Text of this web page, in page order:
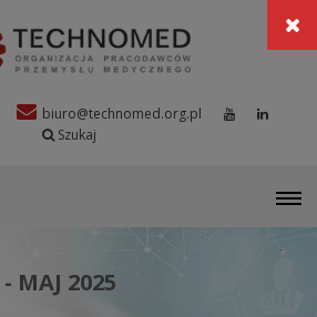
biuro@technomed.org.pl
Szukaj
MAJ 2025